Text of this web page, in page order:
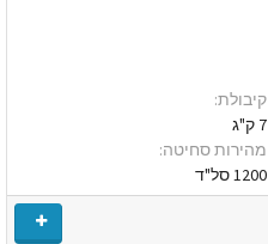
קיבולת:
7 ק"ג
מהירות סחיטה:
1200 סל"ד